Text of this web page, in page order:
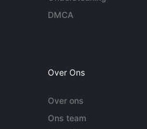
DMCA
Over Ons
Over ons
Ons team